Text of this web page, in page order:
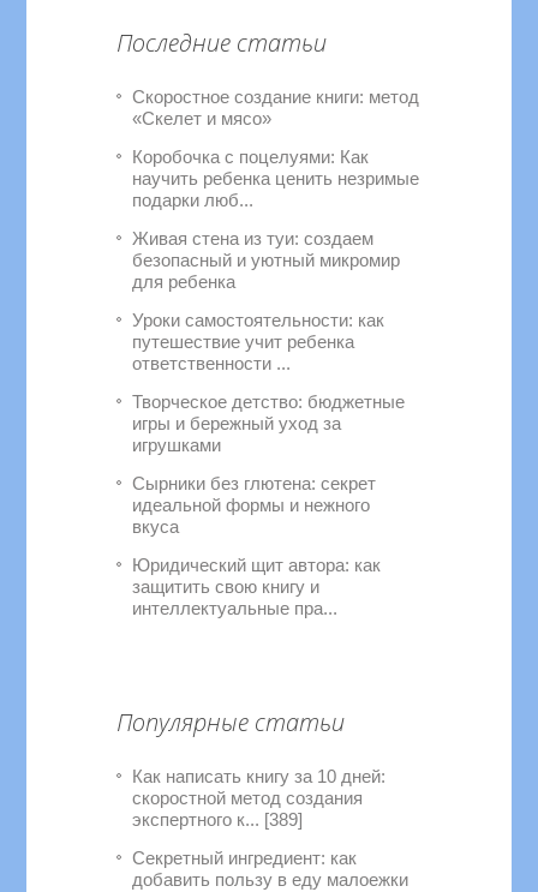
Последние статьи
Скоростное создание книги: метод
«Скелет и мясо»
Коробочка с поцелуями: Как
научить ребенка ценить незримые
подарки люб...
Живая стена из туи: создаем
безопасный и уютный микромир
для ребенка
Уроки самостоятельности: как
путешествие учит ребенка
ответственности ...
Творческое детство: бюджетные
игры и бережный уход за
игрушками
Сырники без глютена: секрет
идеальной формы и нежного
вкуса
Юридический щит автора: как
защитить свою книгу и
интеллектуальные пра...
Популярные статьи
Как написать книгу за 10 дней:
скоростной метод создания
экспертного к... [389]
Секретный ингредиент: как
добавить пользу в еду малоежки